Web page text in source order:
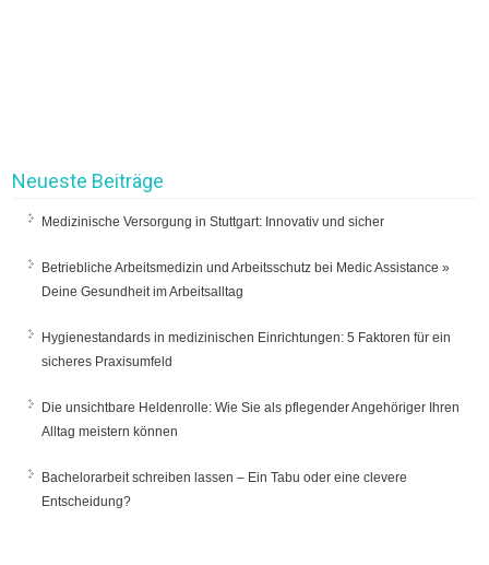
Neueste Beiträge
Medizinische Versorgung in Stuttgart: Innovativ und sicher
Betriebliche Arbeitsmedizin und Arbeitsschutz bei Medic Assistance »
Deine Gesundheit im Arbeitsalltag
Hygienestandards in medizinischen Einrichtungen: 5 Faktoren für ein
sicheres Praxisumfeld
Die unsichtbare Heldenrolle: Wie Sie als pflegender Angehöriger Ihren
Alltag meistern können
Bachelorarbeit schreiben lassen – Ein Tabu oder eine clevere
Entscheidung?